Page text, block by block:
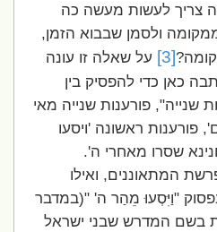
לעשות מעשה כה
ולסמן שבבוא הזמן,
[3]על שאלה זו עונה
כאן כדי להפסיק בין
פורענות שנייה מאי
ראשונה 'ויסעו
שסרו מאחרי ה'.
המתאוננים, ואילו
"וַיִּסְעוּ מֵהַר ה' "(במדבר
בשם המדרש שבני ישראל